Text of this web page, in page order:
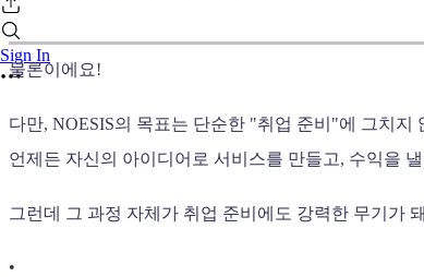
Sign In
물론이에요!
다만, NOESIS의 목표는 단순한 "취업 준비"에 그치지
언제든 자신의 아이디어로 서비스를 만들고, 수익을
그런데 그 과정 자체가 취업 준비에도 강력한 무기가
•